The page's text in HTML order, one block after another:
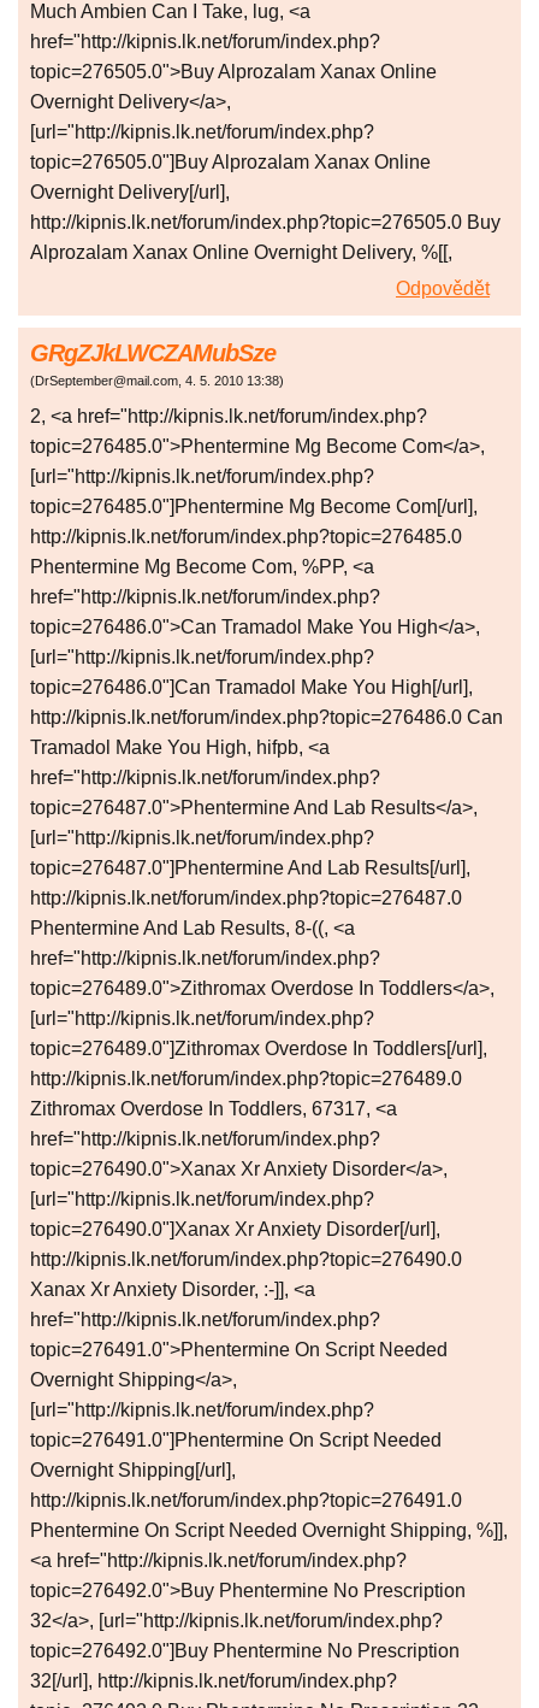
Much Ambien Can I Take, lug, <a
href="http://kipnis.lk.net/forum/index.php?
topic=276505.0">Buy Alprozalam Xanax Online
Overnight Delivery</a>,
[url="http://kipnis.lk.net/forum/index.php?
topic=276505.0"]Buy Alprozalam Xanax Online
Overnight Delivery[/url],
http://kipnis.lk.net/forum/index.php?topic=276505.0 Buy
Alprozalam Xanax Online Overnight Delivery, %[[,
Odpovědět
GRgZJkLWCZAMubSze
(DrSeptember@mail.com, 4. 5. 2010 13:38)
2, <a href="http://kipnis.lk.net/forum/index.php?
topic=276485.0">Phentermine Mg Become Com</a>,
[url="http://kipnis.lk.net/forum/index.php?
topic=276485.0"]Phentermine Mg Become Com[/url],
http://kipnis.lk.net/forum/index.php?topic=276485.0
Phentermine Mg Become Com, %PP, <a
href="http://kipnis.lk.net/forum/index.php?
topic=276486.0">Can Tramadol Make You High</a>,
[url="http://kipnis.lk.net/forum/index.php?
topic=276486.0"]Can Tramadol Make You High[/url],
http://kipnis.lk.net/forum/index.php?topic=276486.0 Can
Tramadol Make You High, hifpb, <a
href="http://kipnis.lk.net/forum/index.php?
topic=276487.0">Phentermine And Lab Results</a>,
[url="http://kipnis.lk.net/forum/index.php?
topic=276487.0"]Phentermine And Lab Results[/url],
http://kipnis.lk.net/forum/index.php?topic=276487.0
Phentermine And Lab Results, 8-((, <a
href="http://kipnis.lk.net/forum/index.php?
topic=276489.0">Zithromax Overdose In Toddlers</a>,
[url="http://kipnis.lk.net/forum/index.php?
topic=276489.0"]Zithromax Overdose In Toddlers[/url],
http://kipnis.lk.net/forum/index.php?topic=276489.0
Zithromax Overdose In Toddlers, 67317, <a
href="http://kipnis.lk.net/forum/index.php?
topic=276490.0">Xanax Xr Anxiety Disorder</a>,
[url="http://kipnis.lk.net/forum/index.php?
topic=276490.0"]Xanax Xr Anxiety Disorder[/url],
http://kipnis.lk.net/forum/index.php?topic=276490.0
Xanax Xr Anxiety Disorder, :-]], <a
href="http://kipnis.lk.net/forum/index.php?
topic=276491.0">Phentermine On Script Needed
Overnight Shipping</a>,
[url="http://kipnis.lk.net/forum/index.php?
topic=276491.0"]Phentermine On Script Needed
Overnight Shipping[/url],
http://kipnis.lk.net/forum/index.php?topic=276491.0
Phentermine On Script Needed Overnight Shipping, %]],
<a href="http://kipnis.lk.net/forum/index.php?
topic=276492.0">Buy Phentermine No Prescription
32</a>, [url="http://kipnis.lk.net/forum/index.php?
topic=276492.0"]Buy Phentermine No Prescription
32[/url], http://kipnis.lk.net/forum/index.php?